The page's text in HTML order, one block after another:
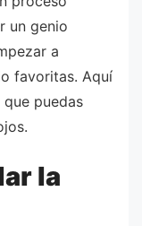
un genio
a
favoritas. Aquí
puedas
la